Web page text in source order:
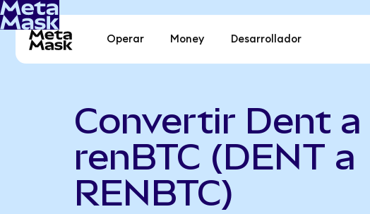
Operar Money Desarrollador
Convertir Dent a
renBTC (DENT a
RENBTC)